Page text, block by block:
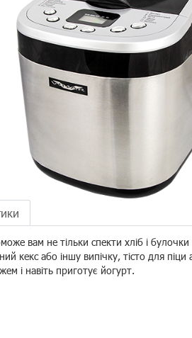
вам не тільки спекти хліб і
кекс або іншу випічку, тісто для
і навіть приготує йогурт.